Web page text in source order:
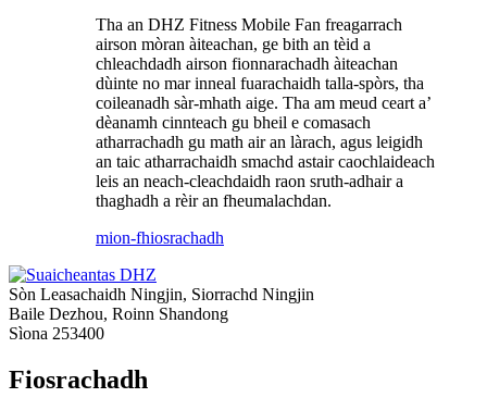
Tha an DHZ Fitness Mobile Fan freagarrach
airson mòran àiteachan, ge bith an tèid a
chleachdadh airson fionnarachadh àiteachan
dùinte no mar inneal fuarachaidh talla-spòrs, tha
coileanadh sàr-mhath aige. Tha am meud ceart a’
dèanamh cinnteach gu bheil e comasach
atharrachadh gu math air an làrach, agus leigidh
an taic atharrachaidh smachd astair caochlaideach
leis an neach-cleachdaidh raon sruth-adhair a
thaghadh a rèir an fheumalachdan.
mion-fhiosrachadh
Sòn Leasachaidh Ningjin, Siorrachd Ningjin
Baile Dezhou, Roinn Shandong
Sìona 253400
Fiosrachadh